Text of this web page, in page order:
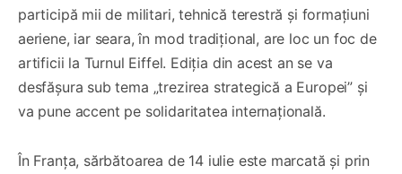
participă mii de militari, tehnică terestră și formațiuni
aeriene, iar seara, în mod tradițional, are loc un foc de
artificii la Turnul Eiffel. Ediția din acest an se va
desfășura sub tema „trezirea strategică a Europei” și
va pune accent pe solidaritatea internațională.
În Franța, sărbătoarea de 14 iulie este marcată și prin